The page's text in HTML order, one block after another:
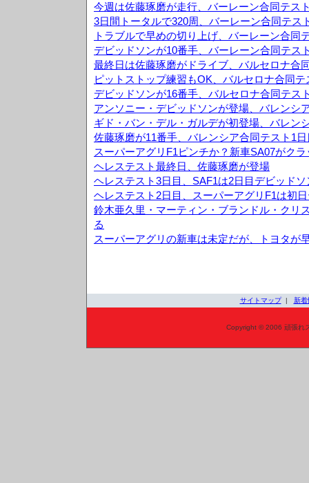
今週は佐藤琢磨が走行、バーレーン合同テス
3日間トータルで320周、バーレーン合同テス
トラブルで早めの切り上げ、バーレーン合同
デビッドソンが10番手、バーレーン合同テス
最終日は佐藤琢磨がドライブ、バルセロナ合
ピットストップ練習もOK、バルセロナ合同テ
デビッドソンが16番手、バルセロナ合同テス
アンソニー・デビッドソンが登場、バレンシ
ギド・バン・デル・ガルデが初登場、バレン
佐藤琢磨が11番手、バレンシア合同テスト1日
スーパーアグリF1ピンチか？新車SA07がク
ヘレステスト最終日、佐藤琢磨が登場
ヘレステスト3日目、SAF1は2日目デビッド
ヘレステスト2日目、スーパーアグリF1は初
鈴木亜久里・マーティン・ブランドル・クリ
る
スーパーアグリの新車は未定だが、トヨタが
サイトマップ| 新着
Copyright © 2006 頑張れ